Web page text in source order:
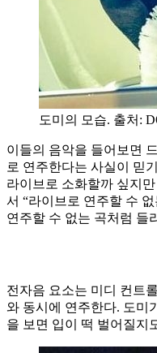
도미의 모습. 출처:
이들의 음악을 들어보면
로 연주한다는 사실이 믿
라이브로 소화할까 싶지
서 “라이브로 연주할 수
연주할 수 없는 곡처럼 들
전자음 요소는 미디 컨트
와 동시에 연주한다. 도미
을 보면 입이 떡 벌어질지